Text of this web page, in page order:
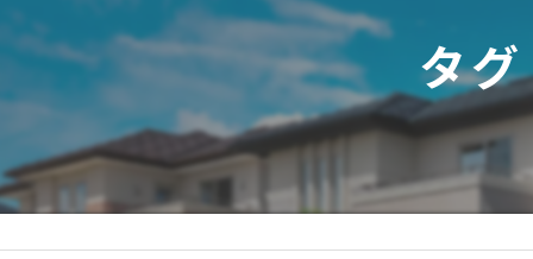
お客様の声
タ